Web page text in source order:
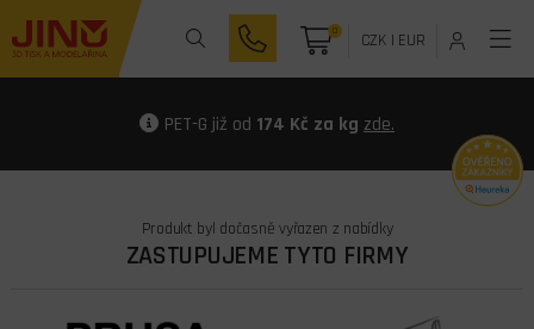
0 CZK| EUR
PET-G již od 174 Kč za kg zde.
Produkt byl dočasně vyřazen z nabídky
ZASTUPUJEME TYTO FIRMY